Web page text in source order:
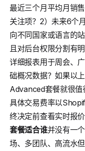
最近三个月平均月销
关注项？2）未来6个
向不同国家或语言的
且对后台权限分割有
详细报表用于周会、
础概况数据？如果以
Advanced套餐就很值
具体交易费率以
终决定前查看实时报
套餐适合谁并没有一
场、多团队、高流水